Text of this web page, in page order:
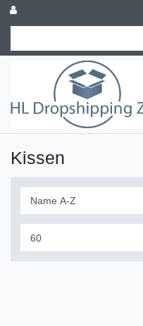
Kissen